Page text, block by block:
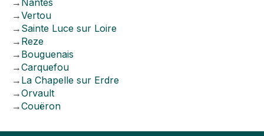
→ Nantes
→Vertou
→ Sainte Luce sur Loire
→ Reze
→ Bouguenais
→Carquefou
→ La Chapelle sur Erdre
→Orvault
→Couëron